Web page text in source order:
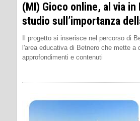
(MI) Gioco online, al via in
studio sull’importanza
Il progetto si inserisce nel percorso di
l'area educativa di Betnero che mette a
approfondimenti e contenuti